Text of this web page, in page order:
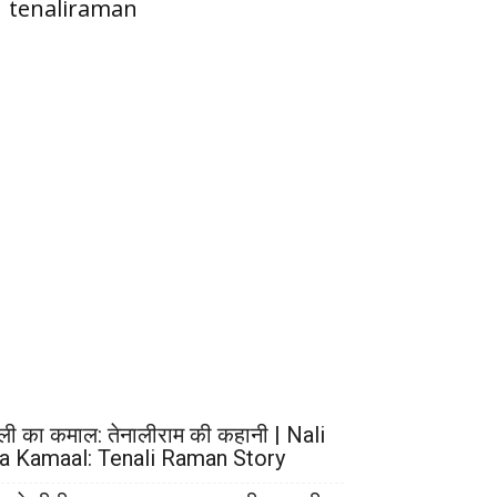
tenaliraman
का कमाल: तेनालीराम की कहानी | Nali
Kamaal: Tenali Raman Story